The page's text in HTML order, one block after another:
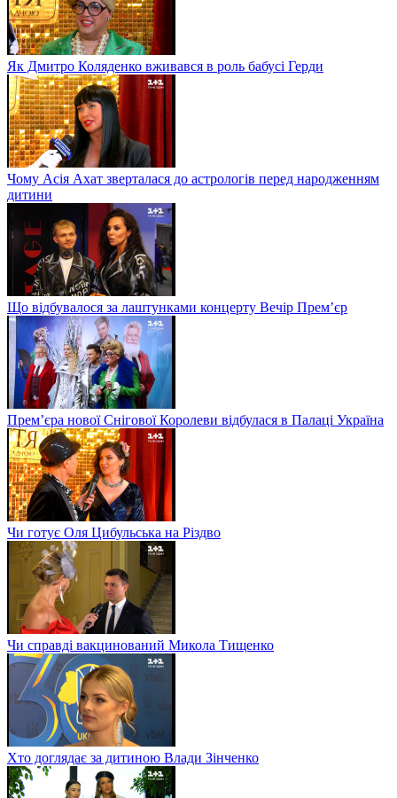
Як Дмитро Коляденко вживався в роль бабусі Герди
Чому Асія Ахат зверталася до астрологів перед народженням
дитини
Що відбувалося за лаштунками концерту Вечір Прем’єр
Прем’єра нової Снігової Королеви відбулася в Палаці Україна
Чи готує Оля Цибульська на Різдво
Чи справді вакцинований Микола Тищенко
Хто доглядає за дитиною Влади Зінченко